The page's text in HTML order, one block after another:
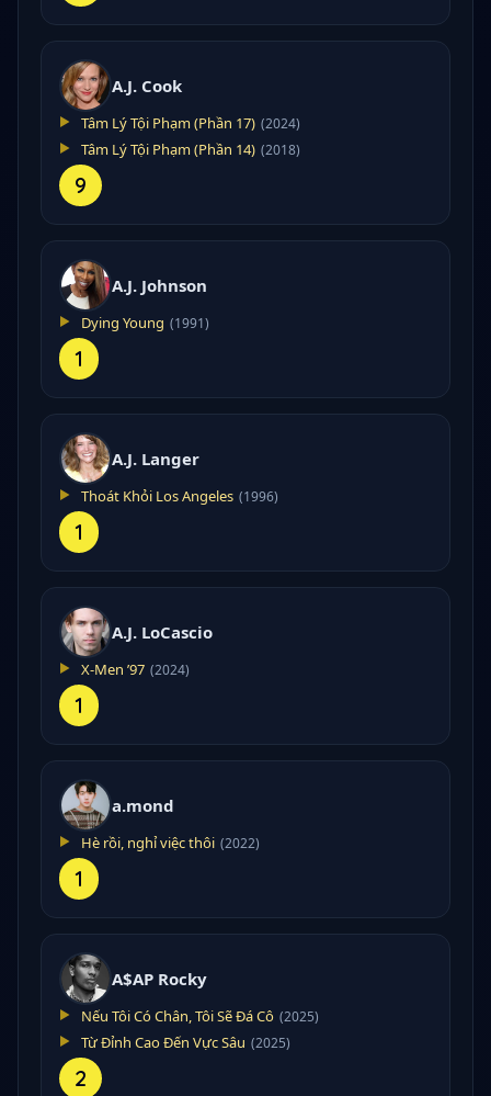
A.J. Cook
Tâm Lý Tội Phạm (Phần 17) (2024)
Tâm Lý Tội Phạm (Phần 14) (2018)
9
A.J. Johnson
Dying Young (1991)
1
A.J. Langer
Thoát Khỏi Los Angeles (1996)
1
A.J. LoCascio
X-Men ’97 (2024)
1
a.mond
Hè rồi, nghỉ việc thôi (2022)
1
A$AP Rocky
Nếu Tôi Có Chân, Tôi Sẽ Đá Cô (2025)
Từ Đỉnh Cao Đến Vực Sâu (2025)
2